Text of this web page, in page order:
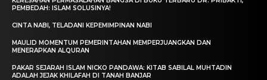
PEMBEDAH: ISLAM SOLUSINYA!
CINTA NABI, TELADANI KEPEMIMPINAN NABI
MAULID MOMENTUM PEMERINTAHAN MEMPERJUANGKAN DAN
MENERAPKAN ALQURAN
PAKAR SEJARAH ISLAM NICKO PANDAWA: KITAB SABILAL MUHTADIN
ADALAH JEJAK KHILAFAH DI TANAH BANJAR